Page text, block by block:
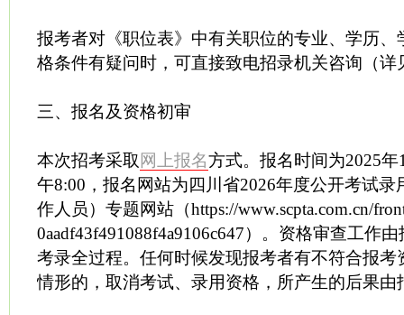
报考者对《职位表》中有关职位的专业、学历、
格条件有疑问时，可直接致电招录机关咨询（详
三、报名及资格初审
本次招考采取 网上报名方式。报名时间为2025
午8:00，报名网站为四川省2026年度公开考试
作人员）专题网站（https://www.scpta.com.cn/
0aadf43f491088f4a9106c647）。资格审查工作
考录全过程。任何时候发现报考者有不符合报考
情形的，取消考试、录用资格，所产生的后果由